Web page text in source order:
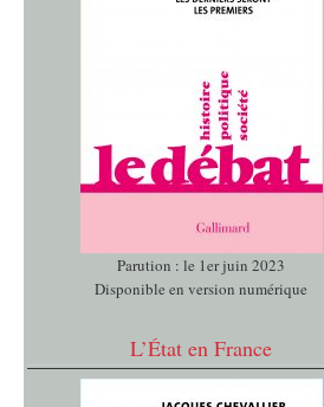
Parution : le 1er juin 2023
Disponible en version numérique
L’État en France